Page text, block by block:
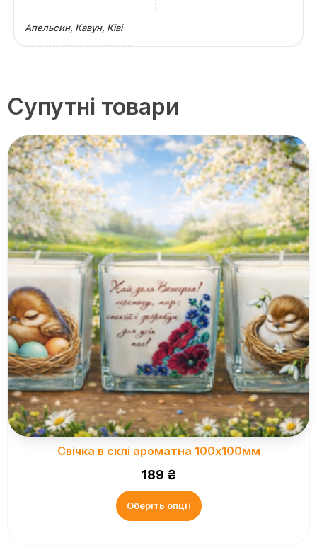
Апельсин, Кавун, Ківі
Супутні товари
Свічка в склі ароматна 100х100мм
189 ₴
Оберіть опції